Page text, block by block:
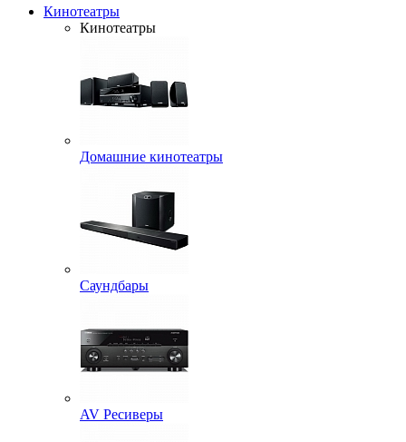
Кинотеатры
Кинотеатры
Домашние кинотеатры
Саундбары
AV Ресиверы